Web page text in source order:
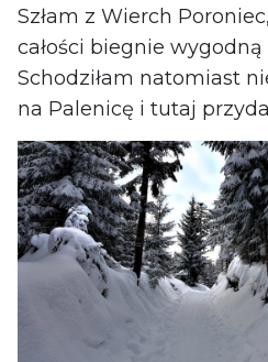
Szłam z Wierch
całości biegnie
Schodziłam natomiast
na Palenicę i tutaj